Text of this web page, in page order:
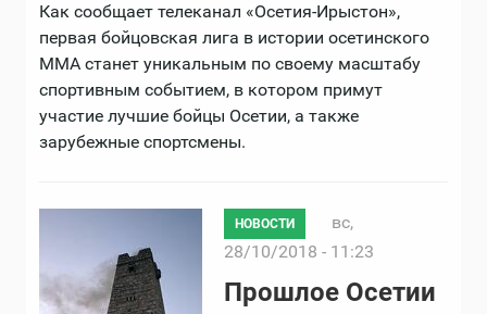
Как сообщает телеканал «Осетия-Ирыстон»,
первая бойцовская лига в истории осетинского
ММА станет уникальным по своему масштабу
спортивным событием, в котором примут
участие лучшие бойцы Осетии, а также
зарубежные спортсмены.
НОВОСТИ
вс,
28/10/2018 - 11:23
Прошлое Осетии